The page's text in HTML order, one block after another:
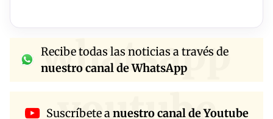
whatsapp
Recibe todas las noticias a través de
nuestro canal de WhatsApp
Suscríbete anuestro canal de Youtube